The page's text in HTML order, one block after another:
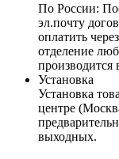
По России:
эл.почту
оплатить
отделение
производится
Установка
Установка
центре
выходных.